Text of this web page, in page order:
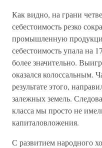
Как видно, на грани
себестоимость резко
промышленную
себестоимость упала на
более значительно.
оказался колоссальным.
результате этого,
залежных земель.
класса мы просто не
капиталовложения.
С развитием народного